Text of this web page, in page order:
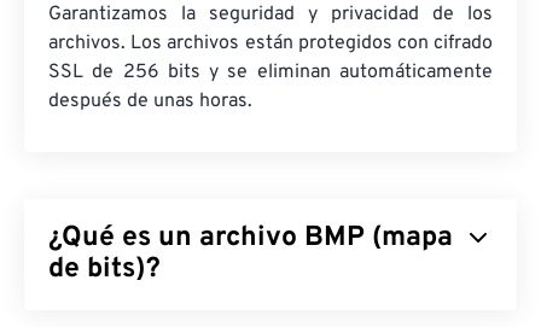
Garantizamos la seguridad y privacidad de los
archivos. Los archivos están protegidos con cifrado
SSL de 256 bits y se eliminan automáticamente
después de unas horas.
¿Qué es un archivo BMP (mapa
de bits)?